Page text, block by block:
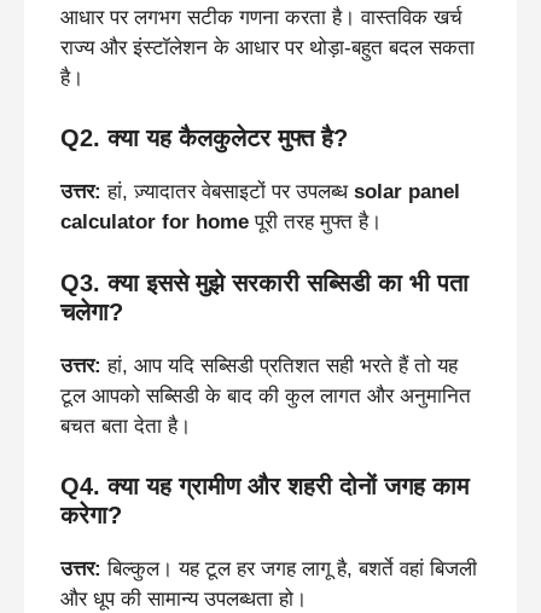
आधार पर लगभग सटीक गणना करता है। वास्तविक खर्च
राज्य और इंस्टॉलेशन के आधार पर थोड़ा-बहुत बदल सकता
है।
Q2. क्या यह कैलकुलेटर मुफ्त है?
उत्तर: हां, ज़्यादातर वेबसाइटों पर उपलब्ध solar panel
calculator for home पूरी तरह मुफ्त है।
Q3. क्या इससे मुझे सरकारी सब्सिडी का भी पता
चलेगा?
उत्तर: हां, आप यदि सब्सिडी प्रतिशत सही भरते हैं तो यह
टूल आपको सब्सिडी के बाद की कुल लागत और अनुमानित
बचत बता देता है।
Q4. क्या यह ग्रामीण और शहरी दोनों जगह काम
करेगा?
उत्तर: बिल्कुल। यह टूल हर जगह लागू है, बशर्ते वहां बिजली
और धूप की सामान्य उपलब्धता हो।